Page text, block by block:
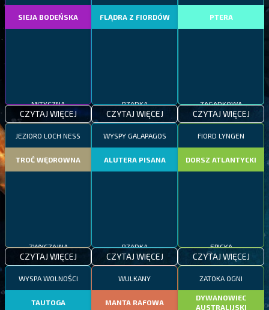
SIEJA BODEŃSKA
CZYTAJ WIĘCEJ
FLĄDRA Z FIORDÓW
CZYTAJ WIĘCEJ
PTERA
CZYTAJ WIĘCEJ
JEZIORO LOCH NESS
TROĆ WĘDROWNA
CZYTAJ WIĘCEJ
WYSPY GALAPAGOS
ALUTERA PISANA
CZYTAJ WIĘCEJ
FIORD LYNGEN
DORSZ ATLANTYCKI
CZYTAJ WIĘCEJ
WYSPA WOLNOŚCI
TAUTOGA
WULKANY
MANTA RAFOWA
ZATOKA OGNI
DYWANOWIEC
AUSTRALIJSKI